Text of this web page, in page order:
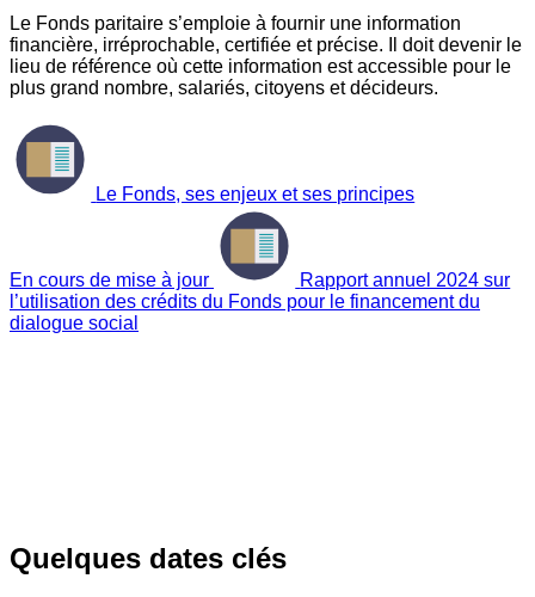
Le Fonds paritaire s’emploie à fournir une information
financière, irréprochable, certifiée et précise. Il doit devenir le
lieu de référence où cette information est accessible pour le
plus grand nombre, salariés, citoyens et décideurs.
Le Fonds, ses enjeux et ses principes
En cours de mise à jour
Rapport annuel 2024 sur
l’utilisation des crédits du Fonds pour le financement du
dialogue social
Quelques dates clés